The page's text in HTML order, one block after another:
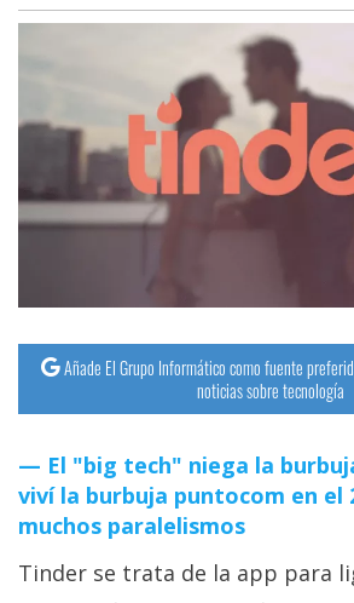
Redes
sociales
Plataformas
streaming
Operadores
Trucos
y
Tutoriales
Sistemas
operativos
Añade El Grupo Informático como fuente
noticias sobre tecnología
El "big tech" niega la
viví la burbuja puntocom en el
muchos paralelismos
Tinder se trata de la app para